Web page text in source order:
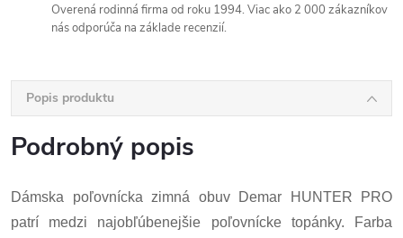
Overená rodinná firma od roku 1994. Viac ako 2 000 zákazníkov
nás odporúča na základe recenzií.
Popis produktu
Podrobný popis
Dámska poľovnícka zimná obuv Demar HUNTER PRO
patrí medzi najobľúbenejšie poľovnícke topánky. Farba